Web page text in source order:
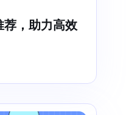
荐，助力高效